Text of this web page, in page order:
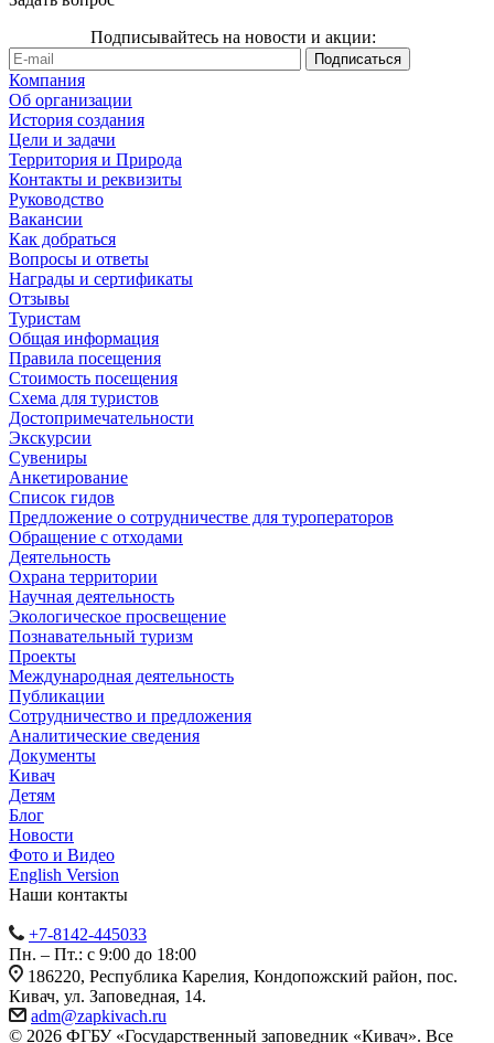
Подписывайтесь на новости и акции:
Компания
Об организации
История создания
Цели и задачи
Территория и Природа
Контакты и реквизиты
Руководство
Вакансии
Как добраться
Вопросы и ответы
Награды и сертификаты
Отзывы
Туристам
Общая информация
Правила посещения
Стоимость посещения
Схема для туристов
Достопримечательности
Экскурсии
Сувениры
Анкетирование
Список гидов
Предложение о сотрудничестве для туроператоров
Обращение с отходами
Деятельность
Охрана территории
Научная деятельность
Экологическое просвещение
Познавательный туризм
Проекты
Международная деятельность
Публикации
Сотрудничество и предложения
Аналитические сведения
Документы
Кивач
Детям
Блог
Новости
Фото и Видео
English Version
Наши контакты
+7-8142-445033
Пн. – Пт.: с 9:00 до 18:00
186220, Республика Карелия, Кондопожский район, пос.
Кивач, ул. Заповедная, 14.
adm@zapkivach.ru
© 2026 ФГБУ «Государственный заповедник «Кивач». Все